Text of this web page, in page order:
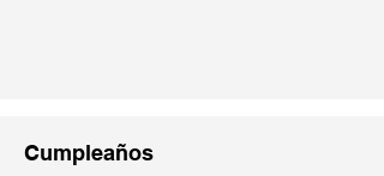
Cumpleaños